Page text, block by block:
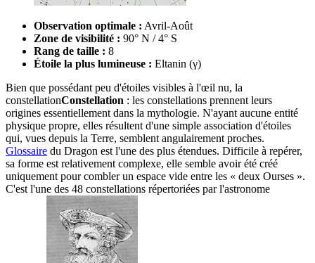
Observation optimale : Avril-Août
Zone de visibilité : 90° N / 4° S
Rang de taille : 8
Étoile la plus lumineuse : Eltanin (γ)
Bien que possédant peu d'étoiles visibles à l'œil nu, la
constellationConstellation : les constellations prennent leurs
origines essentiellement dans la mythologie. N'ayant aucune entité
physique propre, elles résultent d'une simple association d'étoiles
qui, vues depuis la Terre, semblent angulairement proches.
Glossaire du Dragon est l'une des plus étendues. Difficile à repérer,
sa forme est relativement complexe, elle semble avoir été créé
uniquement pour combler un espace vide entre les « deux Ourses ».
C'est l'une des 48 constellations répertoriées par l'astronome